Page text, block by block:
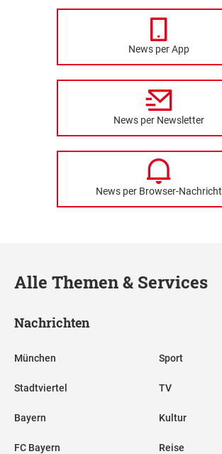
News per App
News per Newsletter
News per Browser-Nachricht
Alle Themen & Services
Nachrichten
München
Stadtviertel
Bayern
FC Bayern
Sport
TV
Kultur
Reise